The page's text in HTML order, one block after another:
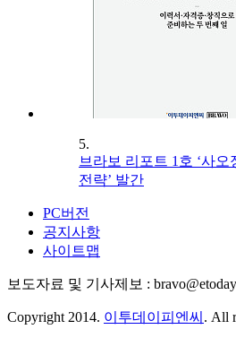
5.
브라보 리포트 1호 ‘사오
전략’ 발간
PC버전
공지사항
사이트맵
보도자료 및 기사제보 :
Copyright 2014. 이투데이피엔씨 . All